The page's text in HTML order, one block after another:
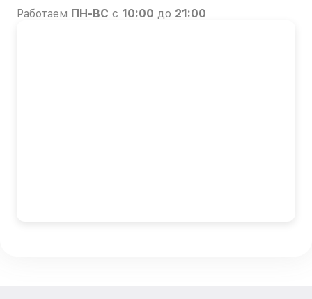
Работаем ПН-ВС с 10:00 до 21:00